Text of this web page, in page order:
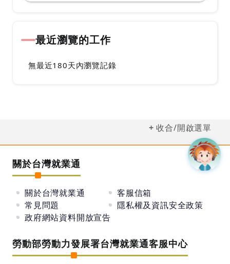
最近瀏覽的工作
無最近180天內瀏覽記錄
收合/開啟選單
關於台灣就業通
關於台灣就業通
客服信箱
常見問題
隱私權及資訊安全政策
政府網站資料開放宣告
勞動部勞動力發展署台灣就業通客服中心